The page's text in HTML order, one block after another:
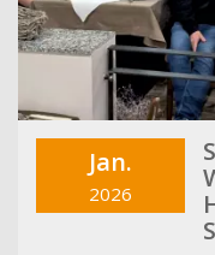
Jan.
2026